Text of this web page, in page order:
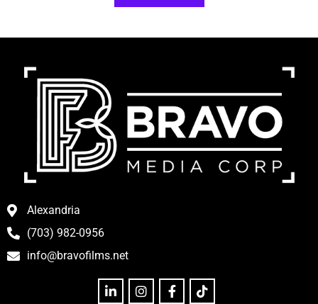
Alexandria
(703) 982-0956
info@bravofilms.net